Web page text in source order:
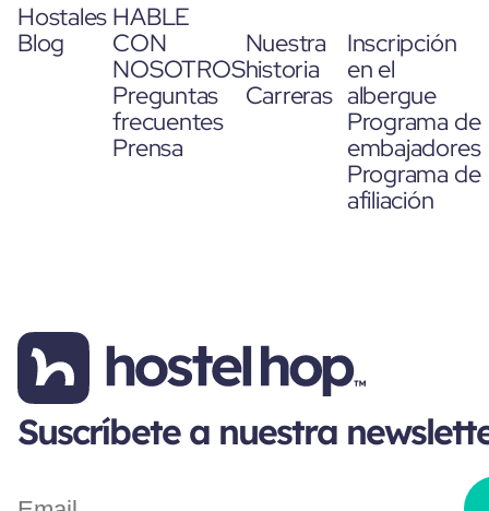
Hostales
Blog
HABLE
CON
NOSOTROS
Preguntas
frecuentes
Prensa
Nuestra
historia
Carreras
Inscripción
en el
albergue
Programa de
embajadores
Programa de
afiliación
Suscríbete a nuestra